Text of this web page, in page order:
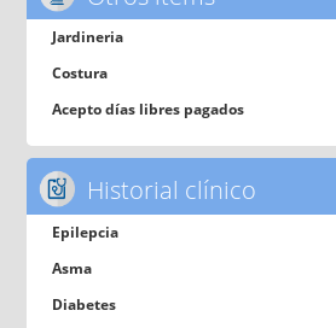
Jardineria
Costura
Acepto días libres pagados
Historial clínico
Epilepcia
Asma
Diabetes